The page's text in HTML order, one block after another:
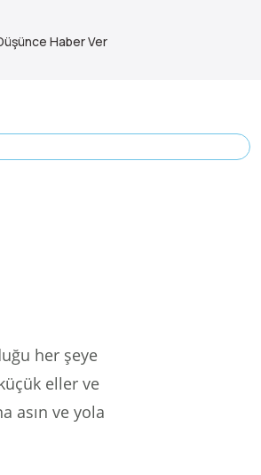
Haber Ver
her şeye
eller ve
asın ve yola